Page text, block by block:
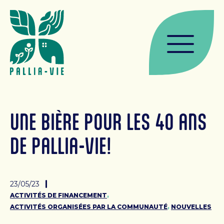
MAISON DE SOINS
Soins palliatifs
Admission
ACCOMPAGNEMENT
Admission
Ateliers et conférences
Témoignages
UNE BIÈRE POUR LES 40 ANS
DE PALLIA-VIE!
23/05/23
ACTIVITÉS DE FINANCEMENT,
ACTIVITÉS ORGANISÉES PAR LA COMMUNAUTÉ, NOUVELLES